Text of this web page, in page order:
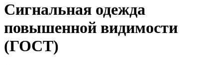
Сигнальная одежда
повышенной видимости
(ГОСТ)